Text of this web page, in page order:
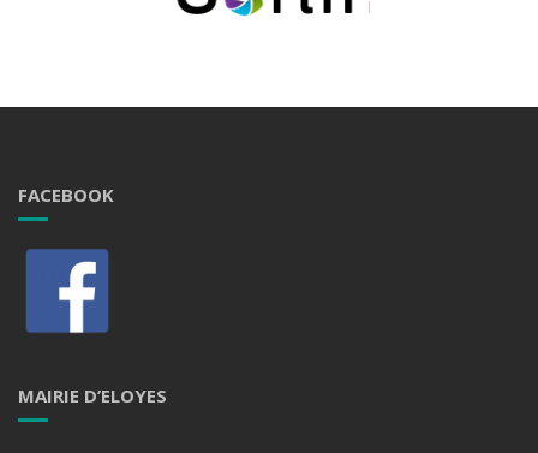
FACEBOOK
MAIRIE D’ELOYES